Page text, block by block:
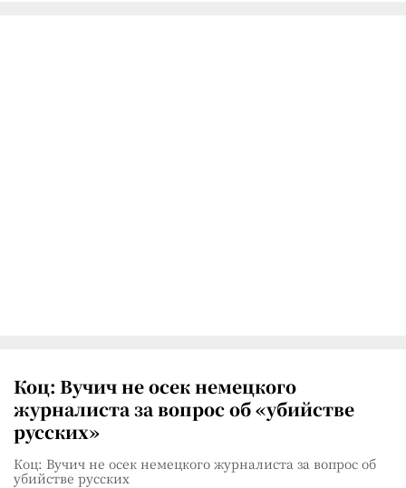
Коц: Вучич не осек немецкого
журналиста за вопрос об «убийстве
русских»
Коц: Вучич не осек немецкого журналиста за вопрос об
убийстве русских